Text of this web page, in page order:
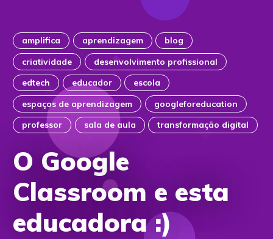
amplifica aprendizagem
blog
criatividade
desenvolvimento profissional
edtech
educador
escola
espaços de aprendizagem
googleforeducation
professor
sala de aula transformação digital
O Google
Classroom e esta
educadora :)